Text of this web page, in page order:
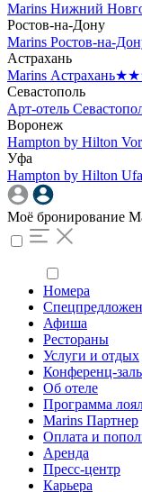
Marins Нижний
Ростов-на-Дону
Marins Ростов-на-
Астрахань
Marins Астрахань
Севастополь
Арт-отель
Воронеж
Hampton by Hilton
Уфа
Hampton by Hilton Ufa
Моё бронирование
Номера
Афиша
Рестораны
Услуги и отдых
Конференц-
Об отеле
Программа
Marins Партнер
Оплата и
Аренда
Пресс-центр
Карьера